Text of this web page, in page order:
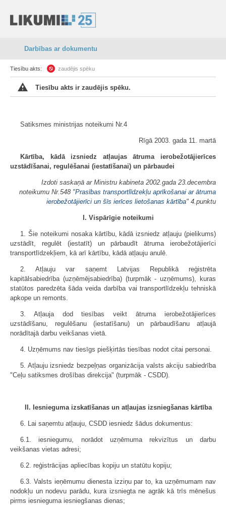
Darbības ar dokumentu
Tiesību akts: zaudējis spēku
Tiesību akts ir zaudējis spēku.
Satiksmes ministrijas noteikumi Nr.4
Rīgā 2003. gada 11. martā
Kārtība, kādā izsniedz atļaujas ātruma ierobežotājierīces
uzstādīšanai, regulēšanai (iestatīšanai) un pārbaudei
Izdoti saskaņā ar Ministru kabineta 2002.gada 23.decembra
noteikumu Nr.548 "Prasības transportlīdzekļu aprīkošanai ar ātruma
ierobežotājierīci un šīs ierīces lietošanas kārtība" 4.punktu
I. Vispārīgie noteikumi
1. Šie noteikumi nosaka kārtību, kādā izsniedz atļauju (pielikums)
uzstādīt, regulēt (iestatīt) un pārbaudīt ātruma ierobežotājierīci
transportlīdzekļiem, kā arī kārtību, kādā atļauju anulē.
2. Atļauju var saņemt Latvijas Republikā reģistrēta
kapitālsabiedrība (uzņēmējsabiedrība) (turpmāk - uzņēmums), kuras
statūtos paredzēta šāda veida darbība vai transportlīdzekļu tehniskā
apkope un remonts.
3. Atļauja dod tiesības veikt ātruma ierobežotājierīces
uzstādīšanu, regulēšanu (iestatīšanu) un pārbaudīšanu atļaujā
norādītajā darbu veikšanas vietā.
4. Uzņēmums nav tiesīgs piešķirtās tiesības nodot citai personai.
5. Atļauju izsniedz bezpeļņas organizācija valsts akciju sabiedrība
"Ceļu satiksmes drošības direkcija" (turpmāk - CSDD).
II. Iesnieguma izskatīšanas un atļaujas izsniegšanas kārtība
6. Lai saņemtu atļauju, CSDD iesniedz šādus dokumentus:
6.1. iesniegumu, norādot uzņēmuma rekvizītus un darbu
veikšanas vietas adresi;
6.2. reģistrācijas apliecības kopiju un statūtu kopiju;
6.3. Valsts ieņēmumu dienesta izziņu par to, ka uzņēmumam nav
nodokļu un nodevu parādu, kura izsniegta ne agrāk kā trīs mēnešus
pirms iesnieguma iesniegšanas dienas;